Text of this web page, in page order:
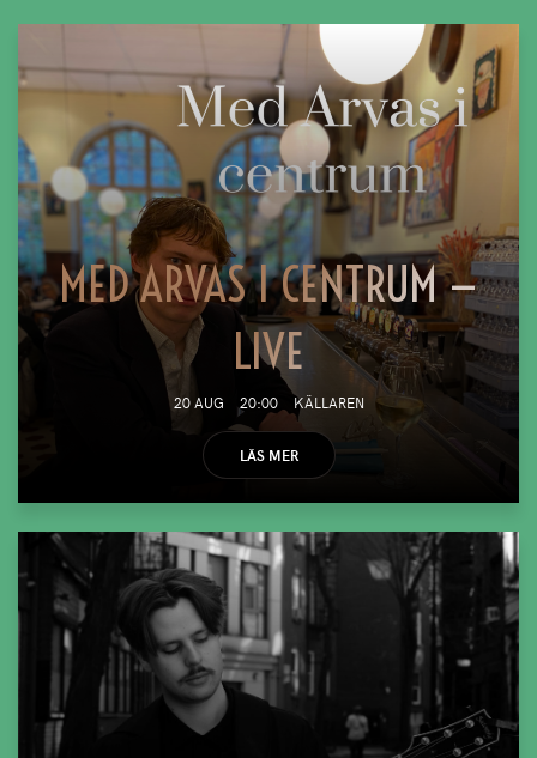
MED ARVAS I CENTRUM —
LIVE
20 AUG 20:00 KÄLLAREN
LÄS MER